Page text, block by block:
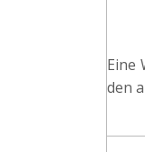
Eine
den